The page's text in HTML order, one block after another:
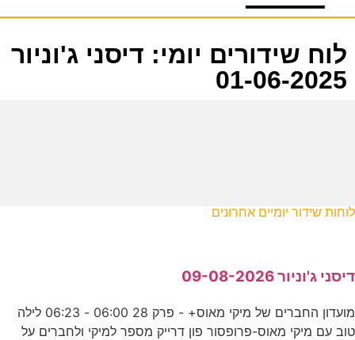
לוח שידורים יומי: דיסני ג'וניור
01-06-2025
לוחות שידור יומיים אחרונים
דיסני ג'וניור 09-08-2026
מועדון החברים של מיקי מאוס+ - פרק 28 06:00 - 06:23 לילה
טוב עם מיקי מאוס-פרופסור פון דרייק מספר למיקי ולחברים על